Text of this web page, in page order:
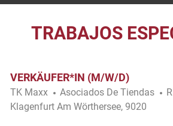
TRABAJOS
VERKÄUFER*IN (M/W/D)
TK Maxx Categoría
Asociados De Tiendas
Klagenfurt Am Wörthersee, 9020